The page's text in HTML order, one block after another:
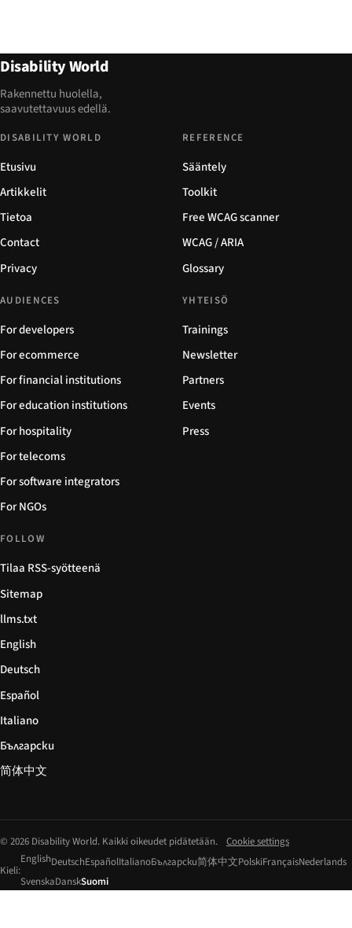
Disability World
Rakennettu huolella,
saavutettavuus edellä.
DISABILITY WORLD
Etusivu
Artikkelit
Tietoa
Contact
Privacy
REFERENCE
Sääntely
Toolkit
Free WCAG scanner
WCAG / ARIA
Glossary
AUDIENCES
For developers
For ecommerce
For financial institutions
For education institutions
For hospitality
For telecoms
For software integrators
For NGOs
YHTEISÖ
Trainings
Newsletter
Partners
Events
Press
FOLLOW
Tilaa RSS-syötteenä
Sitemap
llms.txt
English
Deutsch
Español
Italiano
Български
简体中文
© 2026 Disability World. Kaikki oikeudet pidätetään. Cookie settings
Kieli:
EnglishDeutschEspañolItalianoБългарски简体中文PolskiFrançaisNederlands
SvenskaDanskSuomi